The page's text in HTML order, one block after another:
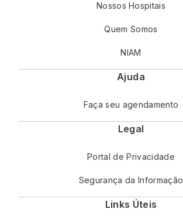
Nossos Hospitais
Quem Somos
NIAM
Ajuda
Faça seu agendamento
Legal
Portal de Privacidade
Segurança da Informação
Links Úteis